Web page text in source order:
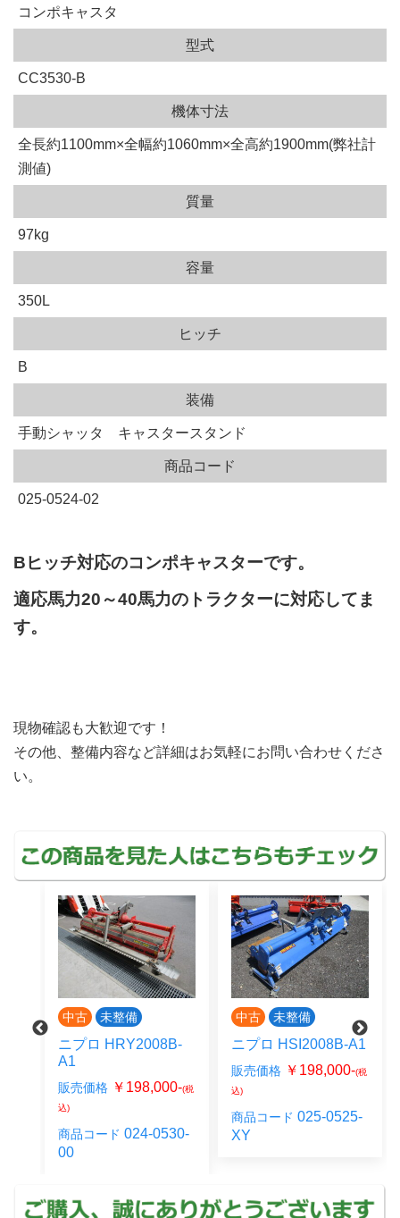
コンポキャスタ
型式
CC3530-B
機体寸法
全長約1100mm×全幅約1060mm×全高約1900mm(弊社計
測値)
質量
97kg
容量
350L
ヒッチ
B
装備
手動シャッタ キャスタースタンド
商品コード
025-0524-02
Bヒッチ対応のコンポキャスターです。
適応馬力20～40馬力のトラクターに対応してま
す。
現物確認も大歓迎です！
その他、整備内容など詳細はお気軽にお問い合わせくださ
い。
中古 未整備
ニプロ HRY2008B-
A1
販売価格 ￥198,000-(税
込)
商品コード 024-0530-
00
中古 未整備
ニプロ HSI2008B-A1
販売価格 ￥198,000-(税
込)
商品コード 025-0525-
XY